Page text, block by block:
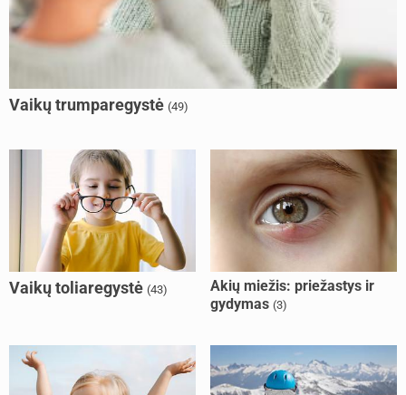
Vaikų trumparegystė (49)
Vaikų toliaregystė (43)
Akių miežis: priežastys ir
gydymas (3)